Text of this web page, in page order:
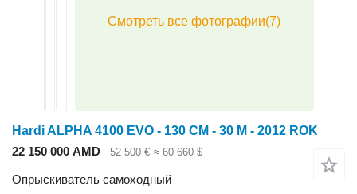
Hardi ALPHA 4100 EVO - 130 CM - 30 M - 2012 ROK
22 150 000 AMD
52 500 € ≈ 60 660 $
Опрыскиватель самоходный